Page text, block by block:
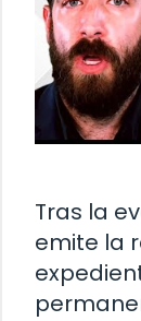
Tras la
emite la